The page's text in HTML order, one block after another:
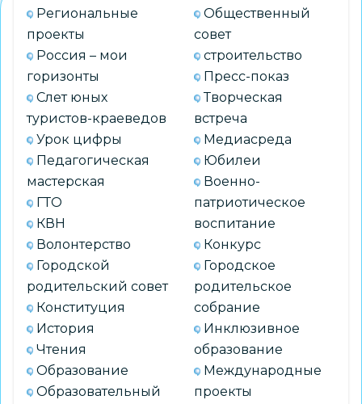
ПРОактив
«Преемственность
и
непрерывность
как
условие
развития
современного
образования»
Региональные
проекты
Россия – мои
горизонты
Слет юных
туристов-краеведов
Урок цифры
Педагогическая
мастерская
ГТО
КВН
Волонтерство
Городской
родительский совет
Конституция
История
Чтения
Образование
Образовательный
Общественный
совет
строительство
Пресс-показ
Творческая
встреча
Медиасреда
Юбилеи
Военно-
патриотическое
воспитание
Конкурс
Городское
родительское
собрание
Инклюзивное
образование
Международные
проекты